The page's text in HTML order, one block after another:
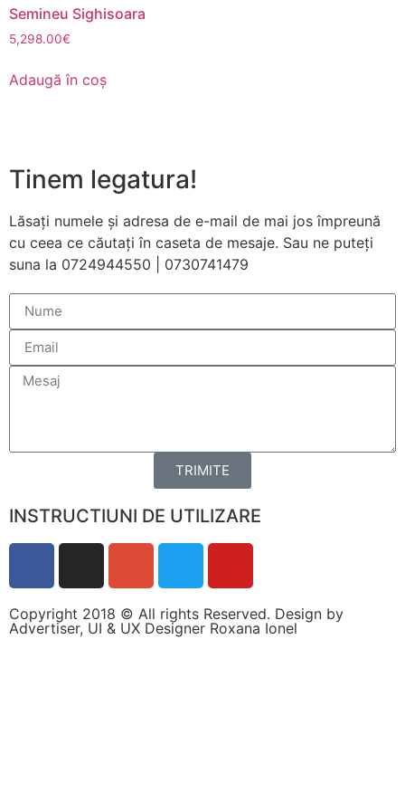
Semineu Sighisoara
5,298.00€
Adaugă în coș
Tinem legatura!
Lăsați numele și adresa de e-mail de mai jos împreună
cu ceea ce căutați în caseta de mesaje. Sau ne puteți
suna la 0724944550 | 0730741479
TRIMITE
INSTRUCTIUNI DE UTILIZARE
Copyright 2018 © All rights Reserved. Design by
Advertiser, UI & UX Designer Roxana Ionel
personalizate.